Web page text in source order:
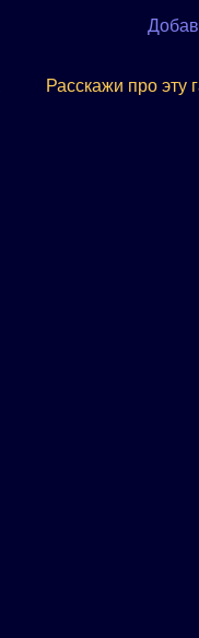
Расскажи про эту